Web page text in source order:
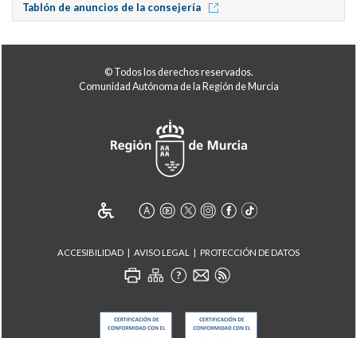
Tablón de anuncios de la consejería
© Todos los derechos reservados.
Comunidad Autónoma de la Región de Murcia
ACCESIBILIDAD AVISO LEGAL PROTECCIÓN DE DATOS